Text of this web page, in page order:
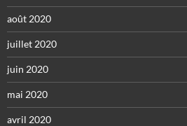
août 2020
juillet 2020
juin 2020
mai 2020
avril 2020